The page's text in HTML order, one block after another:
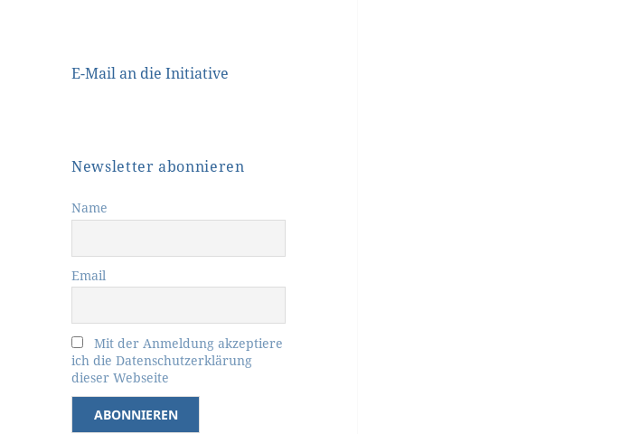
E-Mail an die Initiative
Newsletter abonnieren
Name
Email
Mit der Anmeldung akzeptiere
ich die Datenschutzerklärung
dieser Webseite